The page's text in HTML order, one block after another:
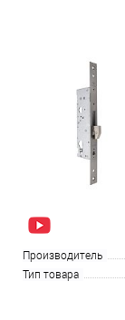
Производитель
Тип товара